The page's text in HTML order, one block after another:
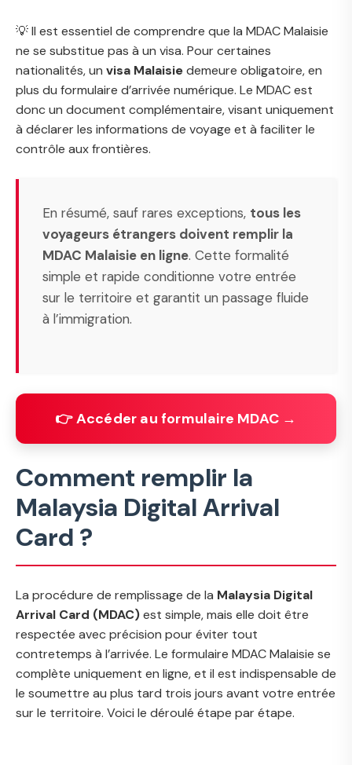
💡 Il est essentiel de comprendre que la MDAC Malaisie
ne se substitue pas à un visa. Pour certaines
nationalités, un visa Malaisiedemeure obligatoire, en
plus du formulaire d’arrivée numérique. Le MDAC est
donc un document complémentaire, visant uniquement
à déclarer les informations de voyage et à faciliter le
contrôle aux frontières.
En résumé, sauf rares exceptions, tous les
voyageurs étrangers doivent remplir la
MDAC Malaisie en ligne. Cette formalité
simple et rapide conditionne votre entrée
sur le territoire et garantit un passage fluide
à l’immigration.
👉 Accéder au formulaire MDAC →
Comment remplir la
Malaysia Digital Arrival
Card ?
La procédure de remplissage de la Malaysia Digital
Arrival Card (MDAC)est simple, mais elle doit être
respectée avec précision pour éviter tout
contretemps à l’arrivée. Le formulaire MDAC Malaisie se
complète uniquement en ligne, et il est indispensable de
le soumettre au plus tard trois jours avant votre entrée
sur le territoire. Voici le déroulé étape par étape.